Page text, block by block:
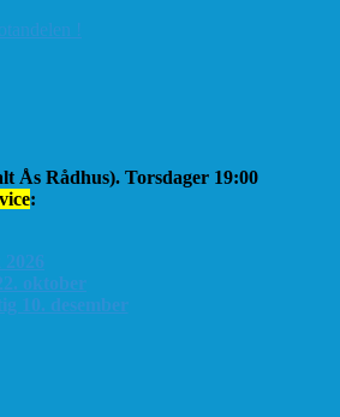
Ås Rådhus). Torsdager 19:00
:
oktober
10. desember